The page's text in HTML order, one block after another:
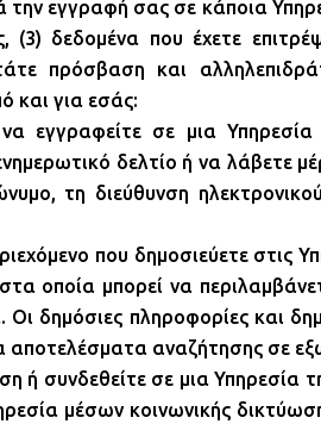
εγγραφή σας σε κάποια
(3) δεδομένα που έχετε
πρόσβαση και
και για εσάς:
εγγραφείτε σε μια
δελτίο ή να λάβετε
τη διεύθυνση
που δημοσιεύετε στις
οποία μπορεί να
πληροφορίες και
αποτελέσματα αναζήτησης σε
συνδεθείτε σε μια Υπηρεσία
μέσων κοινωνικής